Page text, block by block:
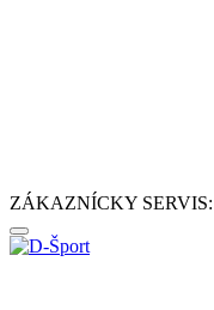
ZÁKAZNÍCKY SERVIS: